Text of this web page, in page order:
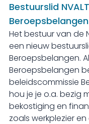
Bestuurslid
Beroepsbelangen
Het bestuur van de
een nieuw
Beroepsbelangen.
Beroepsbelangen
beleidscommissie
hou je je o.a. bezig
bekostiging en
zoals werkplezier